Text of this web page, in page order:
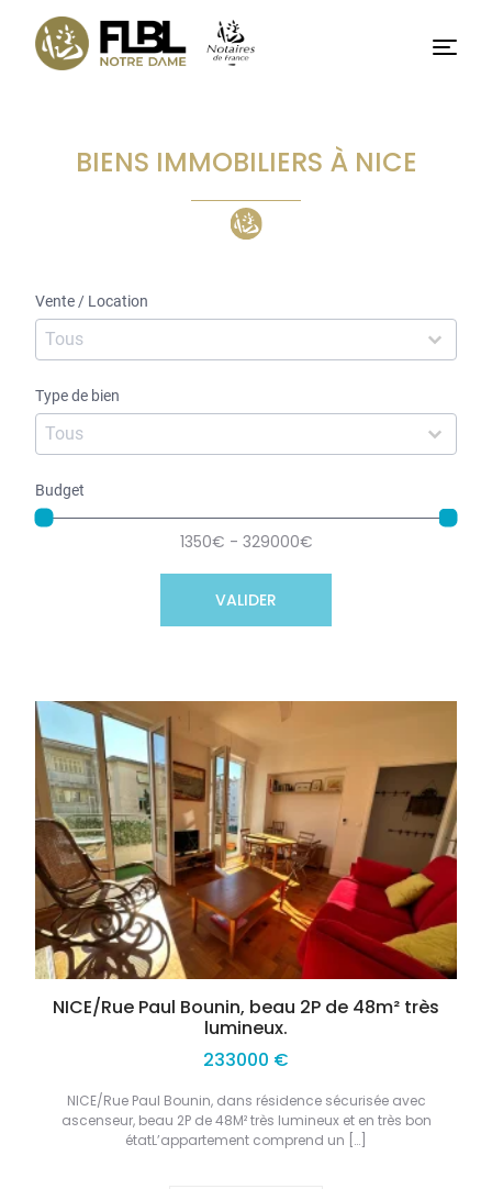
Basculer
vers
Menu
BIENS IMMOBILIERS À NICE
Vente / Location
Vente / Location
Vente / Location
Type de bien
Type de bien
Type de bien
Budget
Budget
1350€ - 329000€
VALIDER
NICE/Rue Paul Bounin, beau 2P de 48m² très
lumineux.
233000 €
NICE/Rue Paul Bounin, dans résidence sécurisée avec
ascenseur, beau 2P de 48M² très lumineux et en très bon
étatL’appartement comprend un […]